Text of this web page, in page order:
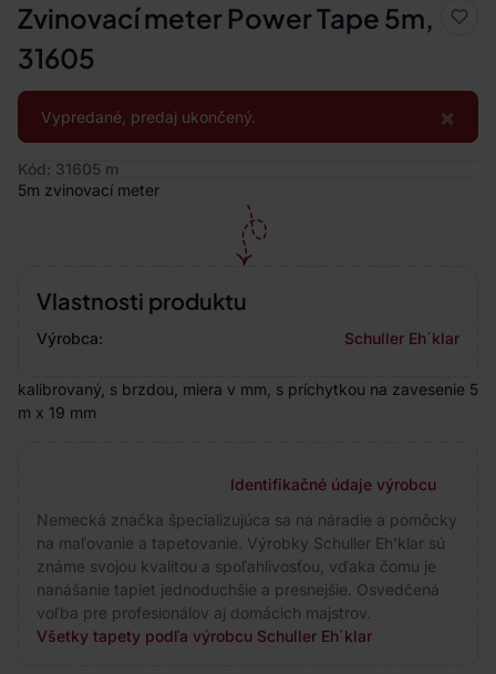
Zvinovací meter Power Tape 5m,
31605
×
Vypredané, predaj ukončený.
Kód: 31605 m
5m zvinovací meter
Vlastnosti produktu
Výrobca: Schuller Eh´klar
kalibrovaný, s brzdou, miera v mm, s príchytkou na zavesenie 5
m x 19 mm
Identifikačné údaje výrobcu
Nemecká značka špecializujúca sa na náradie a pomôcky
na maľovanie a tapetovanie. Výrobky Schuller Eh’klar sú
známe svojou kvalitou a spoľahlivosťou, vďaka čomu je
nanášanie tapiet jednoduchšie a presnejšie. Osvedčená
voľba pre profesionálov aj domácich majstrov.
Všetky tapety podľa výrobcu Schuller Eh´klar